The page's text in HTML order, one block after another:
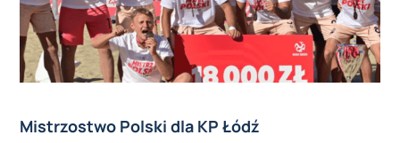
Mistrzostwo Polski dla KP Łódź